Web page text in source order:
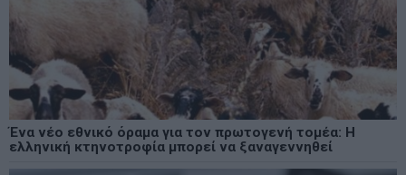
Ένα νέο εθνικό όραμα για τον πρωτογενή τομέα: Η
ελληνική κτηνοτροφία μπορεί να ξαναγεννηθεί